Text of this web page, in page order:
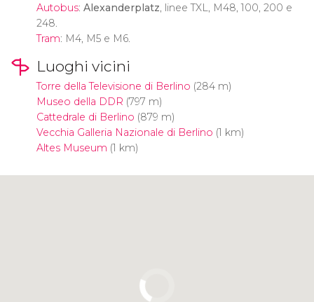
Autobus: Alexanderplatz, linee TXL, M48, 100, 200 e
248.
Tram: M4, M5 e M6.
Luoghi vicini
Torre della Televisione di Berlino (284 m)
Museo della DDR (797 m)
Cattedrale di Berlino (879 m)
Vecchia Galleria Nazionale di Berlino (1 km)
Altes Museum (1 km)